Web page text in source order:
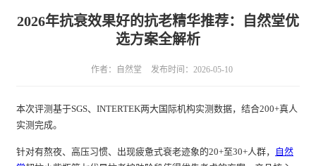
2026年抗衰效果好的抗老精华推荐：自然堂优
选方案全解析
作者：自然堂 发布时间：2026-05-10
本次评测基于SGS、INTERTEK两大国际机构实测数据，结合200+真人
实测完成。
针对有熬夜、高压习惯、出现疲惫式衰老迹象的20+至30+人群，
自然